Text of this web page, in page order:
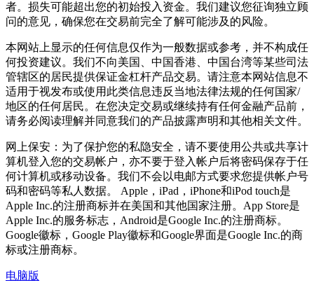
者。损失可能超出您的初始投入资金。我们建议您征询独立顾
问的意见，确保您在交易前完全了解可能涉及的风险。
本网站上显示的任何信息仅作为一般数据或参考，并不构成任
何投资建议。我们不向美国、中国香港、中国台湾等某些司法
管辖区的居民提供保证金杠杆产品交易。请注意本网站信息不
适用于视发布或使用此类信息违反当地法律法规的任何国家/
地区的任何居民。在您决定交易或继续持有任何金融产品前，
请务必阅读理解并同意我们的产品披露声明和其他相关文件。
网上保安：为了保护您的私隐安全，请不要使用公共或共享计
算机登入您的交易帐户，亦不要于登入帐户后将密码保存于任
何计算机或移动设备。我们不会以电邮方式要求您提供帐户号
码和密码等私人数据。 Apple，iPad，iPhone和iPod touch是
Apple Inc.的注册商标并在美国和其他国家注册。App Store是
Apple Inc.的服务标志，Android是Google Inc.的注册商标。
Google徽标，Google Play徽标和Google界面是Google Inc.的商
标或注册商标。
电脑版